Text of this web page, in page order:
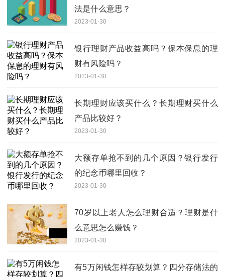
法是什么意思？
2023-01-30
银行理财产品收益高吗？保本保息的理
财有风险吗？
2023-01-30
长期理财应该买什么？长期理财买什么
产品比较好？
2023-01-30
大额存单抢不到的几个原因？银行发行
的纪念币哪里回收？
2023-01-30
70岁以上老人怎么理财合适？理财是什
么意思怎么赚钱？
2023-01-30
有5万闲钱怎样存较划算？四分存储法的